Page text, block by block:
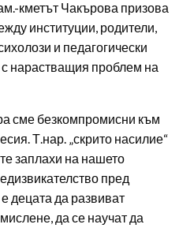
кметът Чакърова призова
институции, родители,
и педагогически
нарастващия проблем на
сме безкомпромисни към
Т.нар. „скрито насилие“
заплахи на нашето
пред
децата да развиват
да се научат да